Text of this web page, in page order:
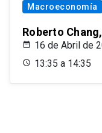
Macroeconomía
Roberto
16 de Abril de
13:35 a 14:35